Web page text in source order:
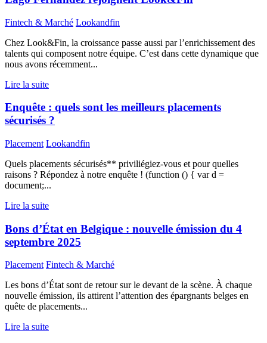
Fintech & Marché Lookandfin
Chez Look&Fin, la croissance passe aussi par l’enrichissement des
talents qui composent notre équipe. C’est dans cette dynamique que
nous avons récemment...
Lire la suite
Enquête : quels sont les meilleurs placements
sécurisés ?
Placement Lookandfin
Quels placements sécurisés** priviliégiez-vous et pour quelles
raisons ? Répondez à notre enquête ! (function () { var d =
document;...
Lire la suite
Bons d’État en Belgique : nouvelle émission du 4
septembre 2025
Placement Fintech & Marché
Les bons d’État sont de retour sur le devant de la scène. À chaque
nouvelle émission, ils attirent l’attention des épargnants belges en
quête de placements...
Lire la suite